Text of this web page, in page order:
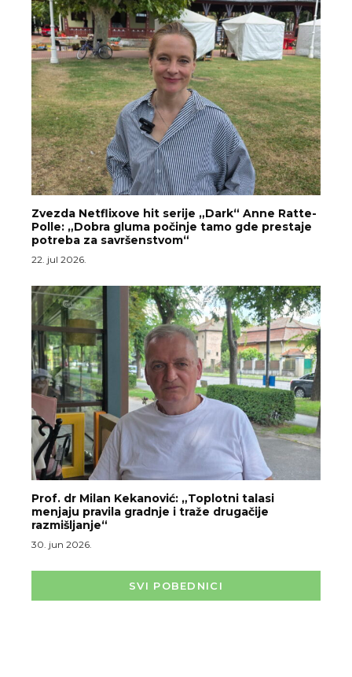
Zvezda Netflixove hit serije „Dark“ Anne Ratte-
Polle: „Dobra gluma počinje tamo gde prestaje
potreba za savršenstvom“
22. jul 2026.
Prof. dr Milan Kekanović: „Toplotni talasi
menjaju pravila gradnje i traže drugačije
razmišljanje“
30. jun 2026.
SVI POBEDNICI